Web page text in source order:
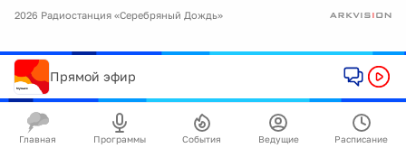
2026 Радиостанция «Серебряный Дождь»
Прямой эфир
Главная Программы События Ведущие Расписание